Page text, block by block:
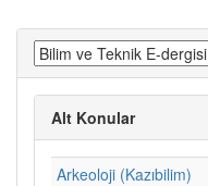
Alt Konular
Arkeoloji (Kazıbilim)